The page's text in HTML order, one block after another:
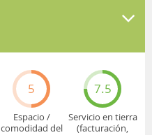
5
Espacio /
comodidad del
7.5
Servicio en tierra
(facturación,